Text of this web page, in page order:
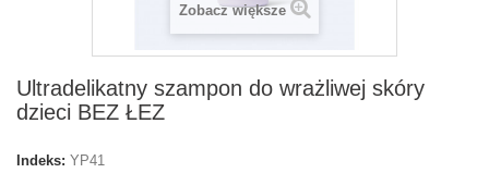
Zobacz większe
Ultradelikatny szampon do wrażliwej skóry
dzieci BEZ ŁEZ
Indeks: YP41